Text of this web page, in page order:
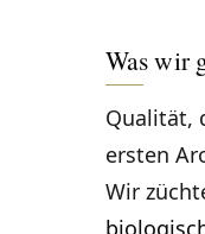
Was wir
Qualität,
ersten
Wir